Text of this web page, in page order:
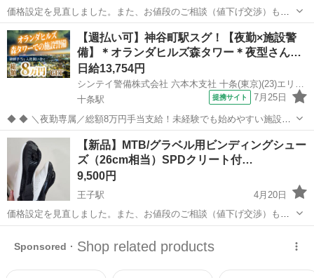
価格設定を見直しました。また、お値段のご相談（値下げ交渉）も受
け付けております。 「このくらいの価格なら購入したい」というご希
望がございましたら、お気軽にチャットにてお知らせください。 他に
も出品中の自転車パーツ...
東京 北区 王子駅 自転車 ペダル
【週払い可】神谷町駅スグ！【夜勤×施設警
備】＊オランダヒルズ森タワー＊夜型さん…
日給13,754円
シンテイ警備株式会社 六本木支社 十条(東京)(23)エリア/A3203200117
十条駅
提携サイト 7月25日
◆ ◆ ＼夜勤専属／総額8万円手当支給！未経験でも始めやすい施設警
備のお仕事 お仕事は20時～勤務出来るので Wワークなども両立しなが
ら勤務も！ 月収27万円以上も可能♪ 安定収入で生活も安心です★ ＼未
経験スタートで...
東京 北区 十条駅 警備員
【新品】MTB/グラベル用ビンディングシュー
ズ（26cm相当）SPDクリート付…
9,500円
王子駅
4月20日
価格設定を見直しました。また、お値段のご相談（値下げ交渉）も受
け付けております。 「このくらいの価格なら購入したい」というご希
望がございましたら、お気軽にチャットにてお知らせください。 他に
も出品中の自転車パーツ...